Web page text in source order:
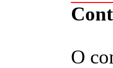
O